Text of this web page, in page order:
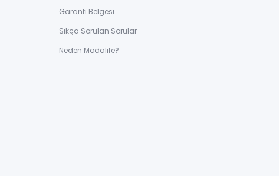
Garanti Belgesi
Sıkça Sorulan Sorular
Neden Modalife?